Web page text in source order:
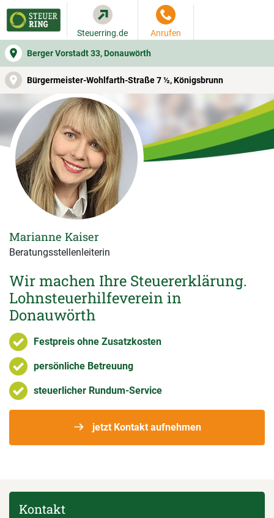
Berger Vorstadt 33, Donauwörth
Bürgermeister-Wohlfarth-Straße 7 ½, Königsbrunn
Steuerring.de Anrufen
WER SIE BERÄT BEITRAGSRECHNER
Wir machen Ihre Steuererklärung.
Lohnsteuerhilfeverein in
Donauwörth
Festpreis ohne Zusatzkosten
persönliche Betreuung
steuerlicher Rundum-Service
jetzt Kontakt aufnehmen
Marianne Kaiser
Beratungsstellenleiterin
Kontakt